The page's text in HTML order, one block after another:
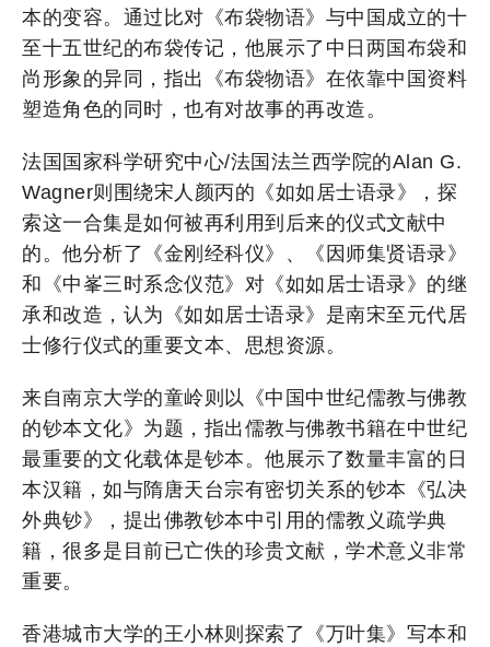
本的变容。通过比对《布袋物语》与中国成立的十
至十五世纪的布袋传记，他展示了中日两国布袋和
尚形象的异同，指出《布袋物语》在依靠中国资料
塑造角色的同时，也有对故事的再改造。
法国国家科学研究中心/法国法兰西学院的Alan G.
Wagner则围绕宋人颜丙的《如如居士语录》，探
索这一合集是如何被再利用到后来的仪式文献中
的。他分析了《金刚经科仪》、《因师集贤语录》
和《中峯三时系念仪范》对《如如居士语录》的继
承和改造，认为《如如居士语录》是南宋至元代居
士修行仪式的重要文本、思想资源。
来自南京大学的童岭则以《中国中世纪儒教与佛教
的钞本文化》为题，指出儒教与佛教书籍在中世纪
最重要的文化载体是钞本。他展示了数量丰富的日
本汉籍，如与隋唐天台宗有密切关系的钞本《弘决
外典钞》，提出佛教钞本中引用的儒教义疏学典
籍，很多是目前已亡佚的珍贵文献，学术意义非常
重要。
香港城市大学的王小林则探索了《万叶集》写本和